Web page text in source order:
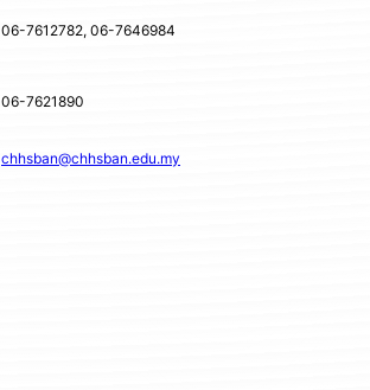
06-7612782, 06-7646984
06-7621890
chhsban@chhsban.edu.my